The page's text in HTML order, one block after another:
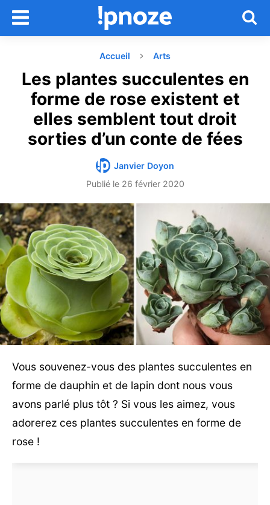
Accueil Arts
Les plantes succulentes en
forme de rose existent et
elles semblent tout droit
sorties d’un conte de fées
Janvier Doyon
Publié le 26 février 2020
Vous souvenez-vous des plantes succulentes en
forme de dauphin et de lapin dont nous vous
avons parlé plus tôt ? Si vous les aimez, vous
adorerez ces plantes succulentes en forme de
rose !